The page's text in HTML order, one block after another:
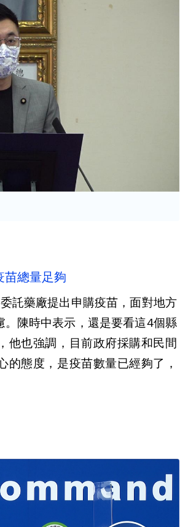
苗總量足夠
託藥廠提出申購疫苗，面對地方
陳時中表示，還是要看這4個縣
他也強調，目前政府採購和民間
態度，是疫苗數量已經夠了，